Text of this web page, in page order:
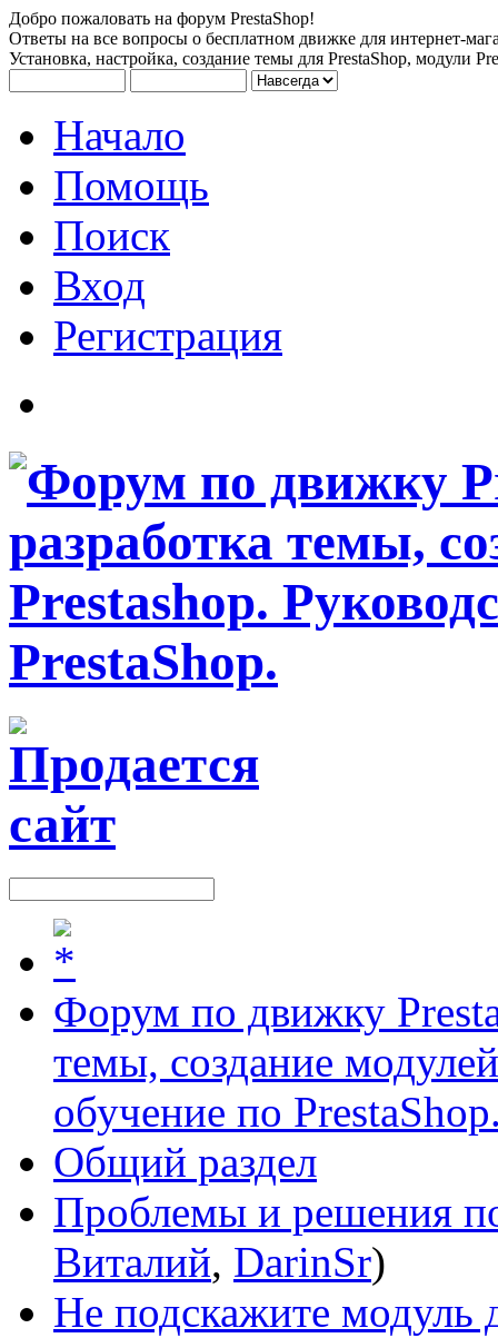
Добро пожаловать на форум PrestaShop!
Ответы на все вопросы о бесплатном движке для интернет-
Установка, настройка, создание темы для PrestaShop, модули
Начало
Помощь
Поиск
Вход
Регистрация
Форум по движку
темы, создание
обучение по
Общий раздел
Проблемы и решения
Виталий, DarinSr)
Не подскажите модуль